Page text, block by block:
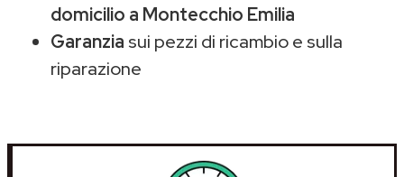
domicilio a Montecchio Emilia
Garanzia sui pezzi di ricambio e sulla
riparazione